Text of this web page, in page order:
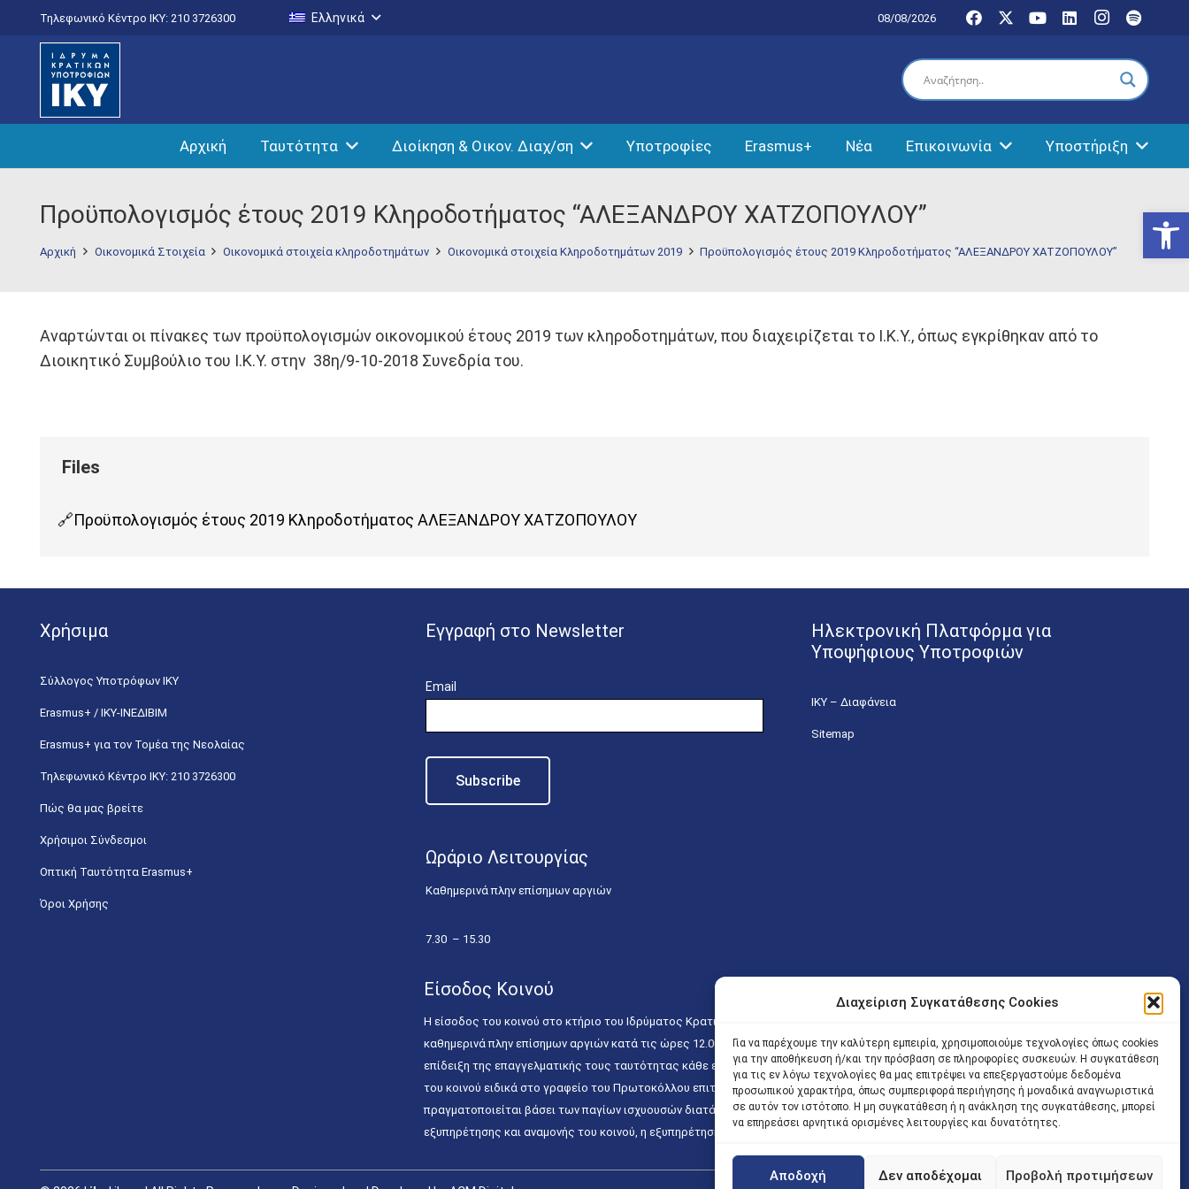
Διαχείριση Συγκατάθεσης Cookies
Για να παρέχουμε την καλύτερη εμπειρία, χρησιμοποιούμε τεχνολογίες όπως cookies
για την αποθήκευση ή/και την πρόσβαση σε πληροφορίες συσκευών. Η συγκατάθεση
για τις εν λόγω τεχνολογίες θα μας επιτρέψει να επεξεργαστούμε δεδομένα
προσωπικού χαρακτήρα, όπως συμπεριφορά περιήγησης ή μοναδικά αναγνωριστικά
σε αυτόν τον ιστότοπο. Η μη συγκατάθεση ή η ανάκληση της συγκατάθεσης, μπορεί
να επηρεάσει αρνητικά ορισμένες λειτουργίες και δυνατότητες.
Αποδοχή Δεν αποδέχομαι Προβολή προτιμήσεων
Τηλεφωνικό Κέντρο IKY: 210 3726300 Ελληνικά 08/08/2026
Αρχική Ταυτότητα Διοίκηση & Οικον. Διαχ/ση Υποτροφίες Erasmus+ Νέα Επικοινωνία Υποστήριξη
Προϋπολογισμός έτους 2019 Κληροδοτήματος “ΑΛΕΞΑΝΔΡΟΥ ΧΑΤΖΟΠΟΥΛΟΥ”
Αρχική Οικονομικά Στοιχεία Οικονομικά στοιχεία κληροδοτημάτων Οικονομικά στοιχεία Κληροδοτημάτων 2019 Προϋπολογισμός έτους 2019 Κληροδοτήματος “ΑΛΕΞΑΝΔΡΟΥ ΧΑΤΖΟΠΟΥΛΟΥ”
Αναρτώνται οι πίνακες των προϋπολογισμών οικονομικού έτους 2019 των κληροδοτημάτων, που διαχειρίζεται το Ι.Κ.Υ., όπως εγκρίθηκαν από το
Διοικητικό Συμβούλιο του Ι.Κ.Υ. στην 38η/9-10-2018 Συνεδρία του.
Προϋπολογισμός έτους 2019 Κληροδοτήματος ΑΛΕΞΑΝΔΡΟΥ ΧΑΤΖΟΠΟΥΛΟΥ
Χρήσιμα
Σύλλογος Υποτρόφων ΙΚΥ
Erasmus+ / ΙΚΥ-ΙΝΕΔΙΒΙΜ
Erasmus+ για τον Τομέα της Νεολαίας
Τηλεφωνικό Κέντρο IKY: 210 3726300
Πώς θα μας βρείτε
Χρήσιμοι Σύνδεσμοι
Οπτική Ταυτότητα Erasmus+
Όροι Χρήσης
Εγγραφή στο Newsletter
Email
Ωράριο Λειτουργίας
Καθημερινά πλην επίσημων αργιών
7.30 – 15.30
Ηλεκτρονική Πλατφόρμα για
Υποψήφιους Υποτροφιών
ΙΚΥ – Διαφάνεια
Sitemap
Είσοδος Κοινού
Η είσοδος του κοινού στο κτήριο του Ιδρύματος Κρατικών Υποτροφιών (Λ. Εθνικής Αντιστάσεως 41 T.K.14234 Νέα Ιωνία), επιτρέπεται
καθημερινά πλην επίσημων αργιών κατά τις ώρες 12.00 – 15.00. Η είσοδος των Δικηγόρων στο κτήριο επιτρέπεται ελεύθερα με την
επίδειξη της επαγγελματικής τους ταυτότητας κάθε εργάσιμη ημέρα και ώρα χωρίς κανέναν χρονικό ή άλλο περιορισμό. Η είσοδος
του κοινού ειδικά στο γραφείο του Πρωτοκόλλου επιτρέπεται καθημερινά κατά τις ώρες 9.00 – 15.00. Η εξυπηρέτηση του κοινού
πραγματοποιείται βάσει των παγίων ισχυουσών διατάξεων. Για την αποφυγή συνωστισμού εντός του εσωτερικού χώρου
εξυπηρέτησης και αναμονής του κοινού, η εξυπηρέτησή του δύναται να πραγματοποιείται κατόπιν προγραμματισμένου ραντεβού.